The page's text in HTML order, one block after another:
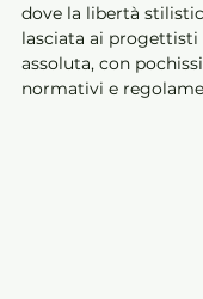
dove la libertà
lasciata ai progettisti
assoluta, con
normativi e